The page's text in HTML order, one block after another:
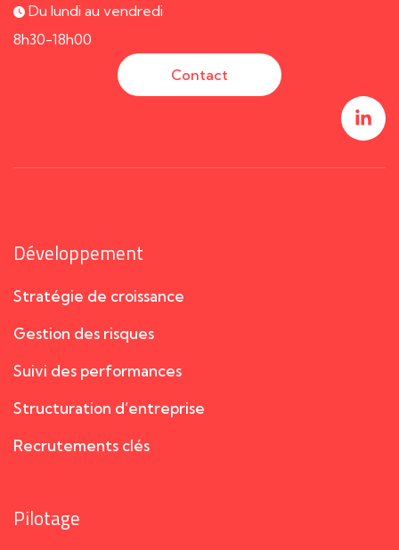
Du lundi au vendredi
8h30-18h00
Contact
Développement
Stratégie de croissance
Gestion des risques
Suivi des performances
Structuration d’entreprise
Recrutements clés
Pilotage